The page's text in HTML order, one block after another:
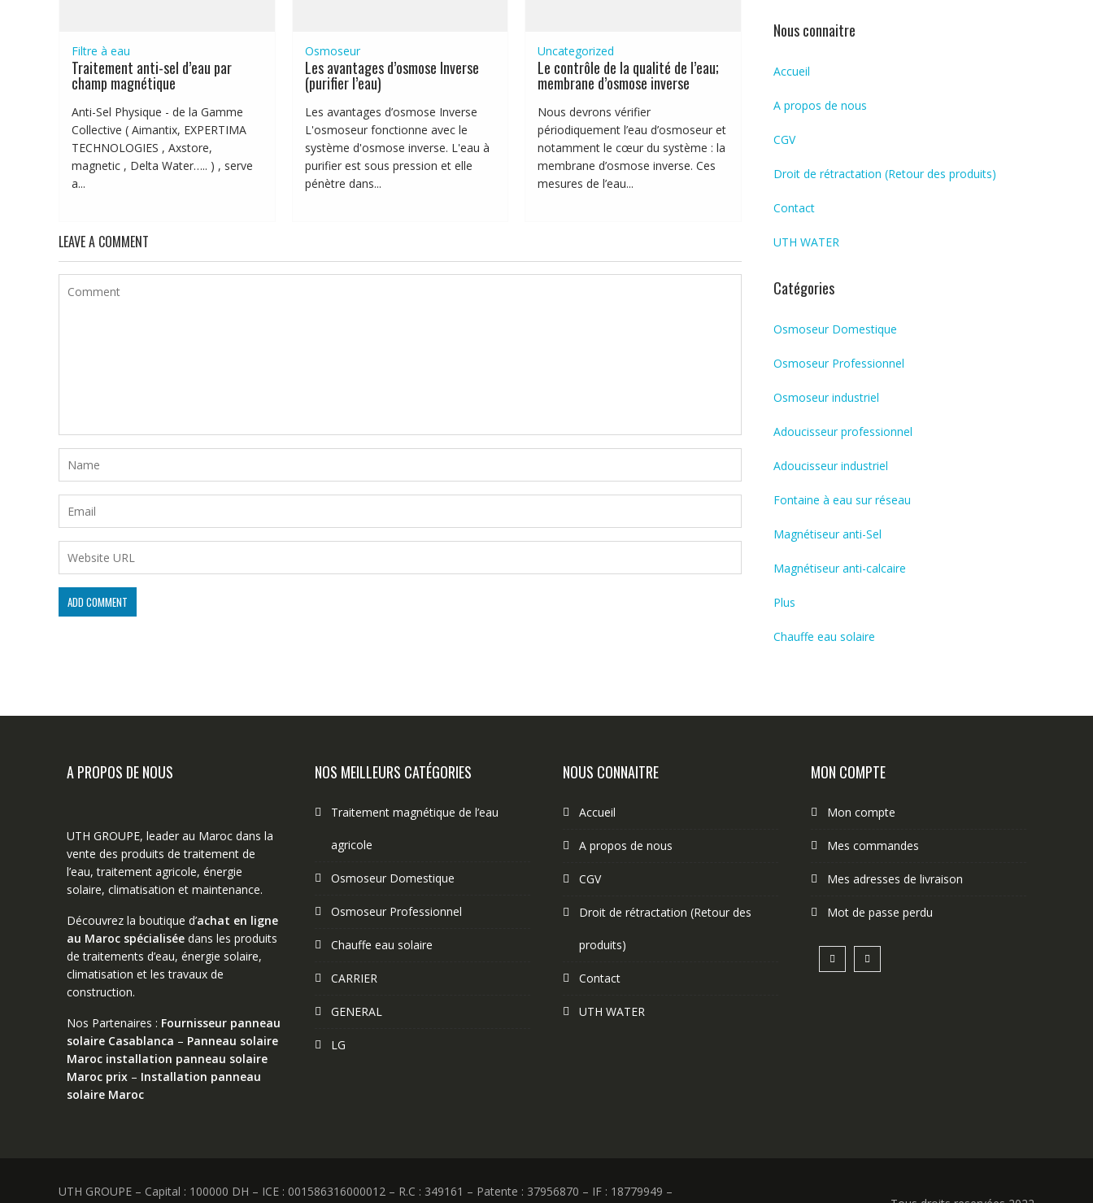
Filtre à eau
Traitement anti-sel d’eau par
champ magnétique
Anti-Sel Physique - de la Gamme
Collective ( Aimantix, EXPERTIMA
TECHNOLOGIES , Axstore,
magnetic , Delta Water….. ) , serve
a...
Osmoseur
Les avantages d’osmose Inverse
(purifier l’eau)
Les avantages d’osmose Inverse
L'osmoseur fonctionne avec le
système d'osmose inverse. L'eau à
purifier est sous pression et elle
pénètre dans...
Uncategorized
Le contrôle de la qualité de l’eau;
membrane d’osmose inverse
Nous devrons vérifier
périodiquement l’eau d’osmoseur et
notamment le cœur du système : la
membrane d’osmose inverse. Ces
mesures de l’eau...
LEAVE A COMMENT
Nous connaitre
Accueil
A propos de nous
CGV
Droit de rétractation (Retour des produits)
Contact
UTH WATER
Catégories
Osmoseur Domestique
Osmoseur Professionnel
Osmoseur industriel
Adoucisseur professionnel
Adoucisseur industriel
Fontaine à eau sur réseau
Magnétiseur anti-Sel
Magnétiseur anti-calcaire
Plus
Chauffe eau solaire
A PROPOS DE NOUS
UTH GROUPE, leader au Maroc dans la
vente des produits de traitement de
l’eau, traitement agricole, énergie
solaire, climatisation et maintenance.
Découvrez la boutique d’achat en ligne
au Maroc spécialisée dans les produits
de traitements d’eau, énergie solaire,
climatisation et les travaux de
construction.
Nos Partenaires : Fournisseur panneau
solaire Casablanca – Panneau solaire
Maroc installation panneau solaire
Maroc prix – Installation panneau
solaire Maroc
NOS MEILLEURS CATÉGORIES
Traitement magnétique de l’eau
agricole
Osmoseur Domestique
Osmoseur Professionnel
Chauffe eau solaire
CARRIER
GENERAL
LG
NOUS CONNAITRE
Accueil
A propos de nous
CGV
Droit de rétractation (Retour des
produits)
Contact
UTH WATER
MON COMPTE
Mon compte
Mes commandes
Mes adresses de livraison
Mot de passe perdu
UTH GROUPE – Capital : 100000 DH – ICE : 001586316000012 – R.C : 349161 – Patente : 37956870 – IF : 18779949 –